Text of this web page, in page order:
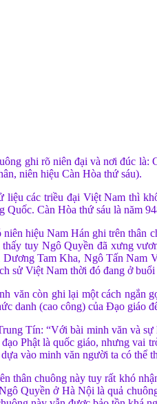
ghi rõ niên đại và nơi đúc
niên hiệu Càn Hòa thứ sáu).
liệu các triều đại Việt Nam thì
Quốc. Càn Hòa thứ sáu là năm
hiệu Nam Hán ghi trên thân
tuy Ngô Quyền đã xưng
Dương Tam Kha, Ngô Tấn Nam
sử Việt Nam thời đó đang ở
văn còn ghi lại một cách ngắn
danh (cao công) của Ðạo giáo
Tín: “Với bài minh văn và
Phật là quốc giáo, nhưng vai
vào minh văn người ta có thể
thân chuông này tuy rất khó
Quyền ở Hà Nội là quả